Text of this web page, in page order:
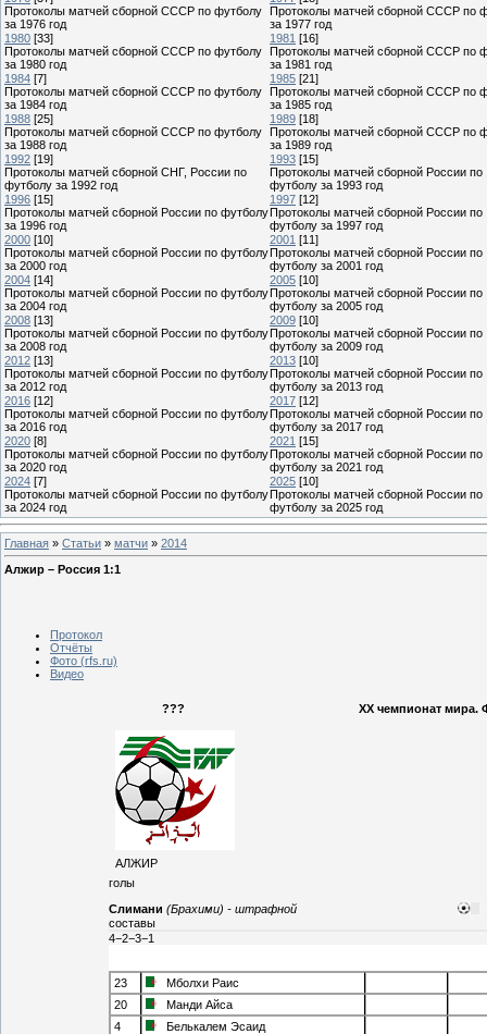
Протоколы матчей сборной СССР по футболу
за 1976 год
Протоколы матчей сборной СССР по
за 1977 год
1980 [33]
Протоколы матчей сборной СССР по футболу
за 1980 год
1981 [16]
Протоколы матчей сборной СССР по
за 1981 год
1984 [7]
Протоколы матчей сборной СССР по футболу
за 1984 год
1985 [21]
Протоколы матчей сборной СССР по
за 1985 год
1988 [25]
Протоколы матчей сборной СССР по футболу
за 1988 год
1989 [18]
Протоколы матчей сборной СССР по
за 1989 год
1992 [19]
Протоколы матчей сборной СНГ, России по
футболу за 1992 год
1993 [15]
Протоколы матчей сборной России по
футболу за 1993 год
1996 [15]
Протоколы матчей сборной России по футболу
за 1996 год
1997 [12]
Протоколы матчей сборной России по
футболу за 1997 год
2000 [10]
Протоколы матчей сборной России по футболу
за 2000 год
2001 [11]
Протоколы матчей сборной России по
футболу за 2001 год
2004 [14]
Протоколы матчей сборной России по футболу
за 2004 год
2005 [10]
Протоколы матчей сборной России по
футболу за 2005 год
2008 [13]
Протоколы матчей сборной России по футболу
за 2008 год
2009 [10]
Протоколы матчей сборной России по
футболу за 2009 год
2012 [13]
Протоколы матчей сборной России по футболу
за 2012 год
2013 [10]
Протоколы матчей сборной России по
футболу за 2013 год
2016 [12]
Протоколы матчей сборной России по футболу
за 2016 год
2017 [12]
Протоколы матчей сборной России по
футболу за 2017 год
2020 [8]
Протоколы матчей сборной России по футболу
за 2020 год
2021 [15]
Протоколы матчей сборной России по
футболу за 2021 год
2024 [7]
Протоколы матчей сборной России по футболу
за 2024 год
2025 [10]
Протоколы матчей сборной России по
футболу за 2025 год
Главная » Статьи » матчи » 2014
Алжир – Россия 1:1
Протокол
Отчёты
Фото (rfs.ru)
Видео
??? XX чемпионат мира.
АЛЖИР
голы
Слимани (Брахими) - штрафной
составы
4−2−3−1
23
Мболхи Раис
20
Манди Айса
4
Белькалем Эсаид